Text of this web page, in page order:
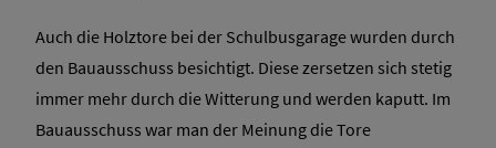
Auch die Holztore bei der Schulbusgarage wurden durch
den Bauausschuss besichtigt. Diese zersetzen sich stetig
immer mehr durch die Witterung und werden kaputt. Im
Bauausschuss war man der Meinung die Tore